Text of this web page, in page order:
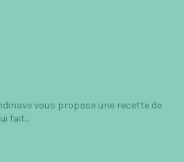
vous propose une recette de
fait...